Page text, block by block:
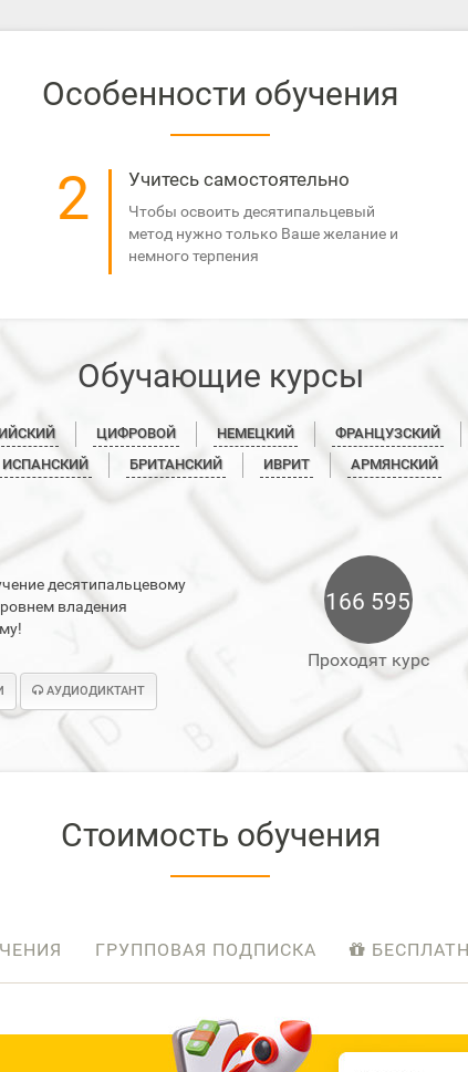
Особенности обучения
2 Учитесь самостоятельно
Чтобы освоить десятипальцевый
метод нужно только Ваше желание и
немного терпения
Обучающие курсы
ЦИФРОВОЙ НЕМЕЦКИЙ ФРАНЦУЗСКИЙ
ИСПАНСКИЙ
БРИТАНСКИЙ ИВРИТ АРМЯНСКИЙ
десятипальцевому
владения
АУДИОДИКТАНТ
166 595
Проходят курс
Стоимость обучения
ГРУППОВАЯ ПОДПИСКА